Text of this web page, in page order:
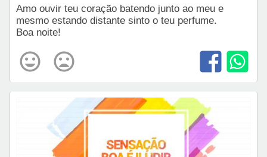
Amo ouvir teu coração batendo junto ao meu e
mesmo estando distante sinto o teu perfume.
Boa noite!